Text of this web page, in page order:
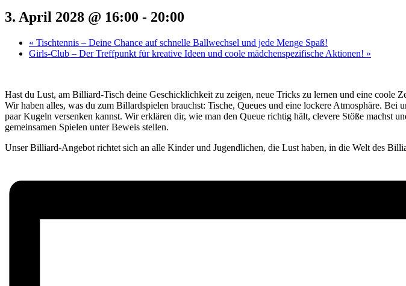
3. April 2028 @ 16:00 - 20:00
« Tischtennis – Deine Chance auf schnelle Ballwechsel und jede Menge Spaß!
Girls-Club – Der Treffpunkt für kreative Ideen und coole mädchenspezifische Aktionen! »
Hast du Lust, am Billiard-Tisch deine Geschicklichkeit zu zeigen, neue Tricks zu lernen und eine coole
Wir haben alles, was du zum Billardspielen brauchst: Tische, Queues und eine lockere Atmosphäre.
paar Kugeln versenken kannst. Wir erklären dir, wie man den Queue richtig hält, clevere Stöße machst
gemeinsamen Spielen unter Beweis stellen.
Unser Billiard-Angebot richtet sich an alle Kinder und Jugendlichen, die Lust haben, in die Welt des